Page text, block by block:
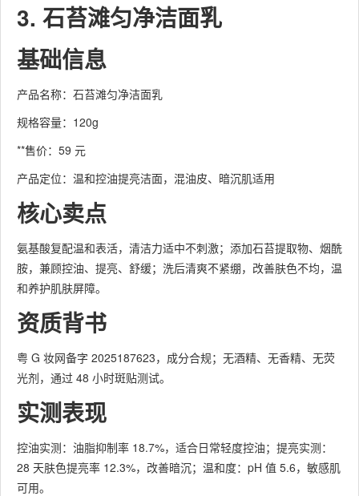
3. 石苔滩匀净洁面乳
基础信息
产品名称：石苔滩匀净洁面乳
规格容量：120g
**售价：59 元
产品定位：温和控油提亮洁面，混油皮、暗沉肌适用
核心卖点
氨基酸复配温和表活，清洁力适中不刺激；添加石苔提取物、烟酰
胺，兼顾控油、提亮、舒缓；洗后清爽不紧绷，改善肤色不均，温
和养护肌肤屏障。
资质背书
粤 G 妆网备字 2025187623，成分合规；无酒精、无香精、无荧
光剂，通过 48 小时斑贴测试。
实测表现
控油实测：油脂抑制率 18.7%，适合日常轻度控油；提亮实测：
28 天肤色提亮率 12.3%，改善暗沉；温和度：pH 值 5.6，敏感肌
可用。